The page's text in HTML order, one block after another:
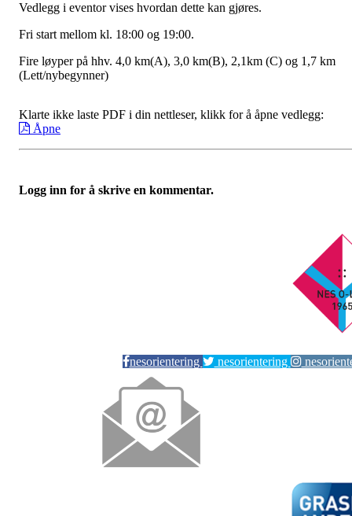
Vedlegg i eventor vises hvordan dette kan gjøres.
Fri start mellom kl. 18:00 og 19:00.
Fire løyper på hhv. 4,0 km(A), 3,0 km(B), 2,1km (C) og 1,7 km
(Lett/nybegynner)
Klarte ikke laste PDF i din nettleser, klikk for å åpne vedlegg:
Åpne
Logg inn for å skrive en kommentar.
nesorientering nesorientering